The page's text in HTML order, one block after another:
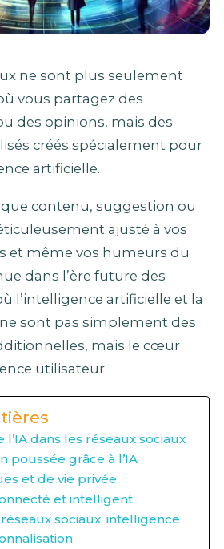
ne sont plus seulement
vous partagez des
des opinions, mais des
créés spécialement pour
artificielle.
contenu, suggestion ou
ajusté à vos
et même vos humeurs du
dans l’ère future des
l’intelligence artificielle et la
sont pas simplement des
mais le cœur
utilisateur.
l’IA dans les réseaux sociaux
poussée grâce à l’IA
et de vie privée
et intelligent
réseaux sociaux, intelligence